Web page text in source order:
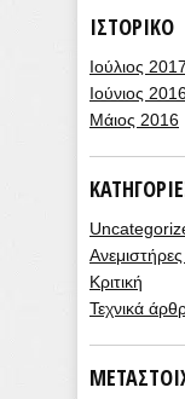
ΙΣΤΟΡΙΚΌ
Ιούλιος 2017
Ιούνιος
Μάιος 2016
Κριτική
Τεχνικά